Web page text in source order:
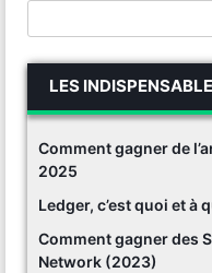
LES
Comment gagner de
2025
Ledger, c’est quoi et à
Comment gagner des
Network (2023)